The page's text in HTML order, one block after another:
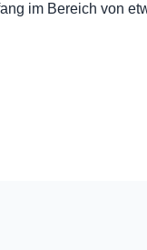
im Bereich von